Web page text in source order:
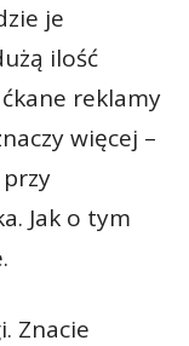
je
ilość
reklamy
więcej –
Jak o tym
Znacie